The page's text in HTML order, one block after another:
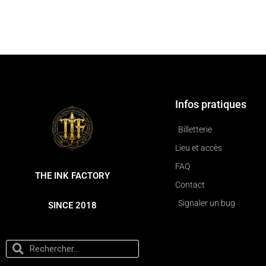
THE INK FACTORY
SINCE 2018
Infos pratiques
Billetterie
Lieu et accès
FAQ
Contact
Signaler un bug